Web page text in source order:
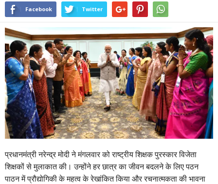
Facebook Twitter
प्रधानमंत्री नरेन्द्र मोदी ने मंगलवार को राष्ट्रीय शिक्षक पुरस्कार विजेता
शिक्षकों से मुलाकात की। उन्होंने हर छात्र का जीवन बदलने के लिए पठन
पाठन में प्रौद्योगिकी के महत्व के रेखांकित किया और रचनात्मकता की भावना